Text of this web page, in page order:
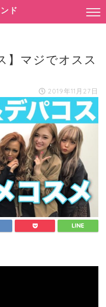
ド
】マジでオスス
2019年11月27日